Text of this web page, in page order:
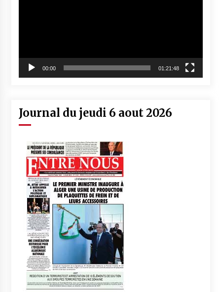
00:00 01:21:48
Journal du jeudi 6 aout 2026